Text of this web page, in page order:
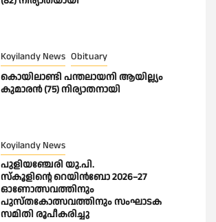
Koyilandy News Obituary
കൊയിലാണ്ടി പന്തലായനി ആയില്ല്യം
കുമാരൻ (75) നിര്യാതനായി
Koyilandy News
പുളിയഞ്ചേരി യു.പി.
സ്‌കൂളിന്റെ റെയിൻബോ 2026–27
ഓണോത്സവത്തിനും
പുസ്തകോത്സവത്തിനും സംഘാടക
സമിതി രൂപീകരിച്ചു